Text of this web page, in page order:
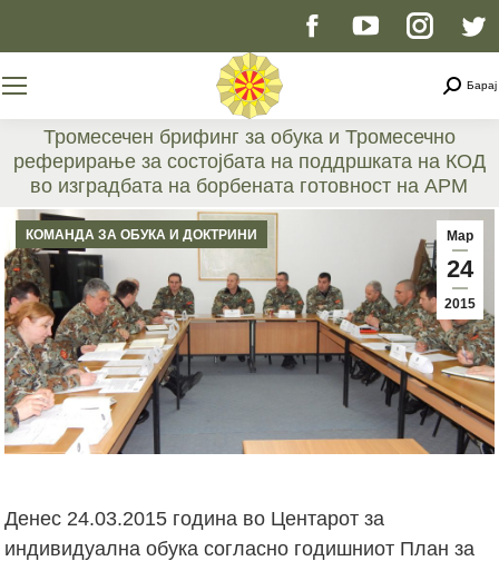
Facebook
opens
in
window
YouTube
opens
in
window
page
opens
in
new
window
Барај
Тромесечен брифинг за обука и Тромесечно
реферирање за состојбата на поддршката на КОД
во изградбата на борбената готовност на АРМ
You are here:
Мар
24
2015
КОМАНДА ЗА ОБУКА И ДОКТРИНИ
Денес 24.03.2015 година во Центарот за
индивидуална обука согласно годишниот План за